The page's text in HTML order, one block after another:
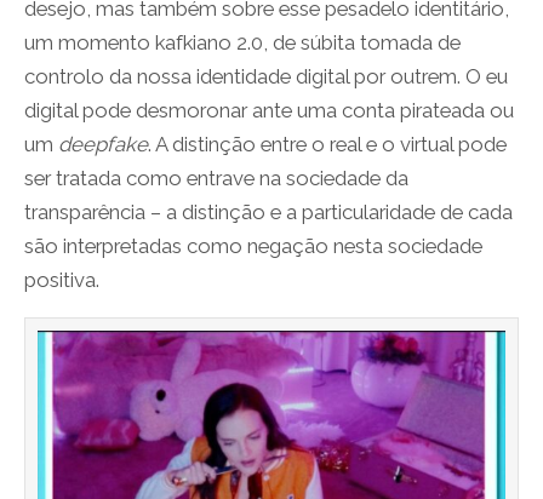
desejo, mas também sobre esse pesadelo identitário,
um momento kafkiano 2.0, de súbita tomada de
controlo da nossa identidade digital por outrem. O eu
digital pode desmoronar ante uma conta pirateada ou
um deepfake. A distinção entre o real e o virtual pode
ser tratada como entrave na sociedade da
transparência – a distinção e a particularidade de cada
são interpretadas como negação nesta sociedade
positiva.